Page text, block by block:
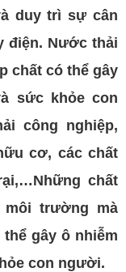
duy trì sự cân
điện. Nước thải
chất có thể gây
sức khỏe con
công nghiệp,
cơ, các chất
chất
trường mà
gây ô nhiễm
con người.